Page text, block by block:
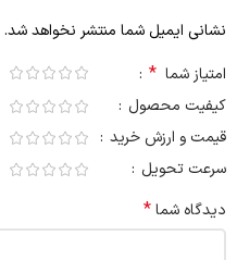
نشانی ایمیل شما منتشر نخواهد شد.
امتیاز شما *
کیفیت محصول
قیمت و ارزش خرید
سرعت تحویل
دیدگاه شما*